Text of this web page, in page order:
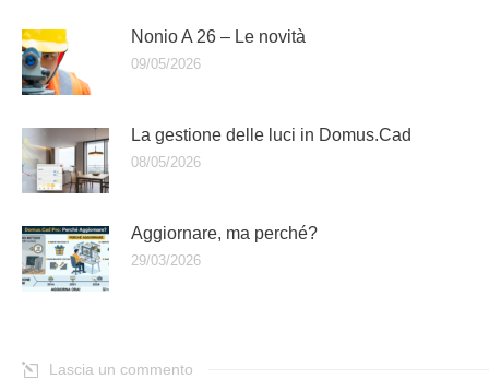
Nonio A 26 – Le novità
09/05/2026
La gestione delle luci in Domus.Cad
08/05/2026
Aggiornare, ma perché?
29/03/2026
Lascia un commento